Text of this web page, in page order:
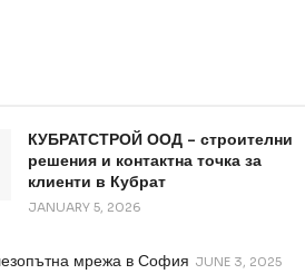
КУБРАТСТРОЙ ООД – строителни
решения и контактна точка за
клиенти в Кубрат
JANUARY 5, 2026
мрежа в София JUNE 3, 2025